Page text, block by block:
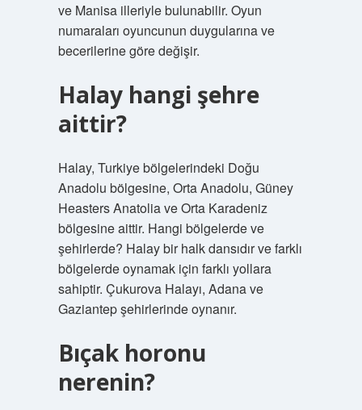
ve Manisa illeriyle bulunabilir. Oyun
numaraları oyuncunun duygularına ve
becerilerine göre değişir.
Halay hangi şehre
aittir?
Halay, Turkiye bölgelerindeki Doğu
Anadolu bölgesine, Orta Anadolu, Güney
Heasters Anatolia ve Orta Karadeniz
bölgesine aittir. Hangi bölgelerde ve
şehirlerde? Halay bir halk dansıdır ve farklı
bölgelerde oynamak için farklı yollara
sahiptir. Çukurova Halayı, Adana ve
Gaziantep şehirlerinde oynanır.
Bıçak horonu
nerenin?